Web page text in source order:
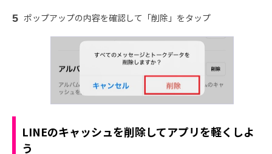
ポップアップの内容を確認して「削除」をタップ
LINEのキャッシュを削除してアプリを軽くしよ
う